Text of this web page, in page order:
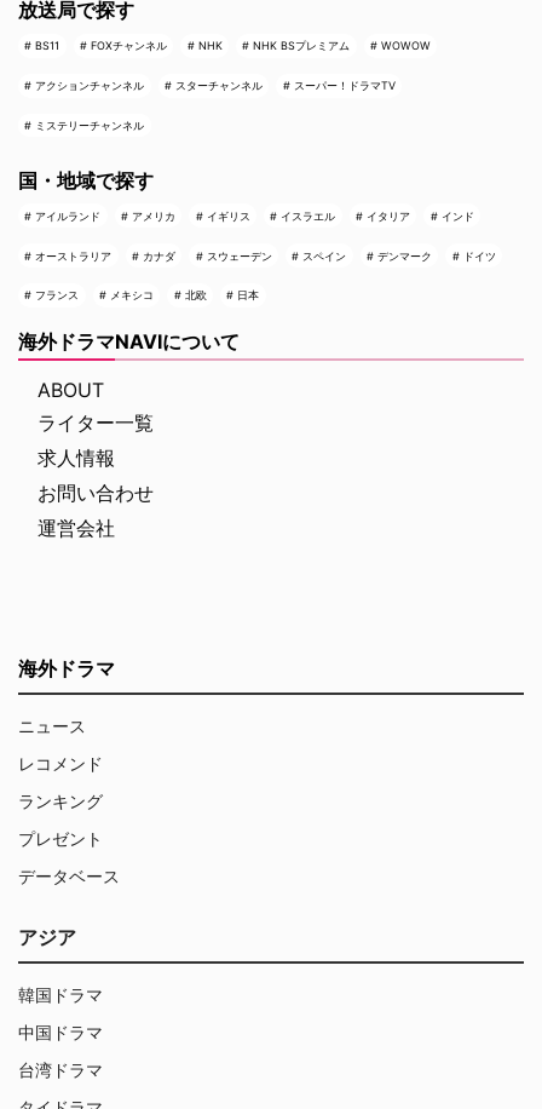
放送局で探す
BS11 FOXチャンネル NHK NHK BSプレミアム WOWOW
アクションチャンネル スターチャンネル スーパー！ドラマTV
ミステリーチャンネル
国・地域で探す
アイルランド アメリカ イギリス イスラエル イタリア インド
オーストラリア カナダ スウェーデン スペイン デンマーク ドイツ
フランス メキシコ 北欧 日本
海外ドラマNAVIについて
ABOUT
ライター一覧
求人情報
お問い合わせ
運営会社
海外ドラマ
ニュース
レコメンド
ランキング
プレゼント
データベース
アジア
韓国ドラマ
中国ドラマ
台湾ドラマ